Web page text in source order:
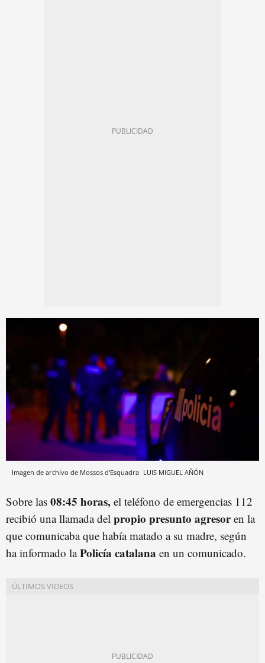
Imagen de archivo de Mossos d'Esquadra LUIS MIGUEL AÑÓN
Sobre las 08:45 horas, el teléfono de emergencias 112
recibió una llamada del propio presunto agresoren la
que comunicaba que había matado a su madre, según
ha informado laPolicía catalana en un comunicado.